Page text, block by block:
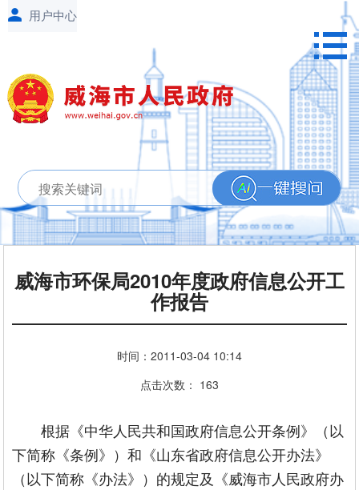
威海市环保局2010年度政府信息公开工
作报告
时间： 2011-03-04 10:14
点击次数： 163
根据《中华人民共和国政府信息公开条例》（以
下简称《条例》）和《山东省政府信息公开办法》
（以下简称《办法》）的规定及《威海市人民政府办